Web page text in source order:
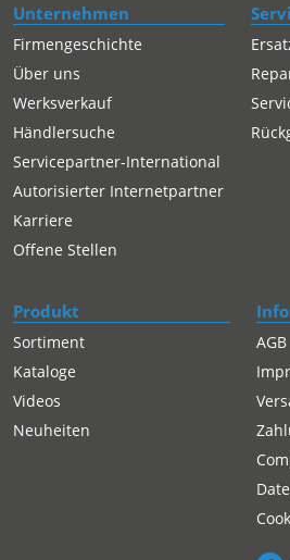
Unternehmen
Firmengeschichte
Über uns
Werksverkauf
Händlersuche
Servicepartner-International
Autorisierter Internetpartner
Karriere
Offene Stellen
Produkt
Sortiment
Kataloge
Videos
Neuheiten
AGB